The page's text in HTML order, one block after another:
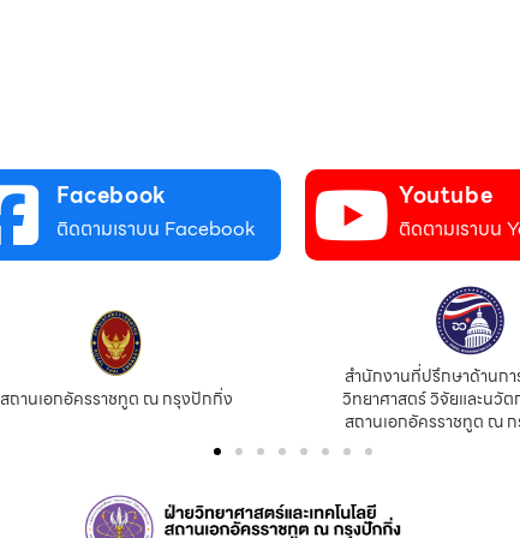
Facebook
ติดตามเราบน Facebook
Youtube
ติดตามเราบน
สถานเอกอัครราชทูต ณ กรุงปักกิ่ง
สำนักงานที่ปรึกษาด้านก
วิทยาศาสตร์ วิจัยและนวัต
สถานเอกอัครราชทูต ณ